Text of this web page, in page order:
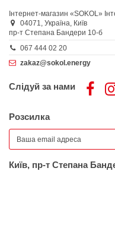
Інтернет-магазин «SOKOL»
04071, Україна, Київ
пр-т Степана Бандери 10-б
067 444 02 20
zakaz@sokol.energy
Слідуй за нами
Розсилка
Київ, пр-т Степана